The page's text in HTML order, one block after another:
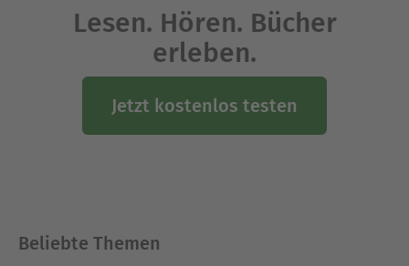
Lesen. Hören. Bücher
erleben.
Jetzt kostenlos testen
Beliebte Themen